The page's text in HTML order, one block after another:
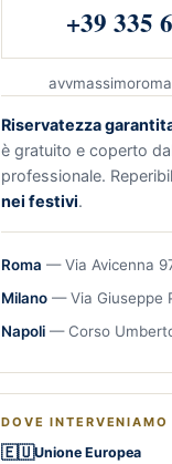
+39 335
Riservatezza
è gratuito e coperto
professionale.
nei festivi.
Roma — Via Avicenna
Milano — Via Giuseppe
Napoli — Corso
DOVE INTERVENIAMO
🇪🇺Unione Europea